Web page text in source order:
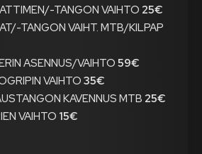
TANGON VAIHTO 25€
TANGON VAIHT. MTB/KILPAP
ASENNUS/VAIHTO 59€
VAIHTO 35€
KAVENNUS MTB 25€
VAIHTO 15€